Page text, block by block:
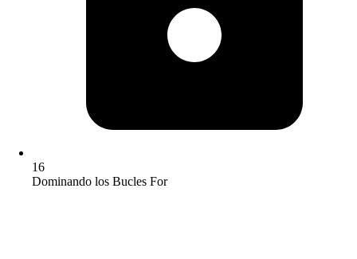
16
Dominando los Bucles For